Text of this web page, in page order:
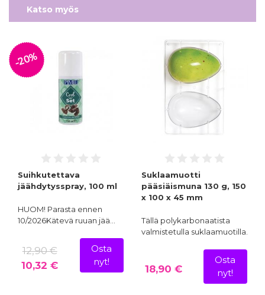
Katso myös
-20%
Suihkutettava
jäähdytysspray, 100 ml
HUOM! Parasta ennen
10/2026Kätevä ruuan jää…
12,90 €
10,32 €
Osta
nyt!
Suklaamuotti
pääsiäismuna 130 g, 150
x 100 x 45 mm
Tällä polykarbonaatista
valmistetulla suklaamuotilla…
18,90 €
Osta
nyt!